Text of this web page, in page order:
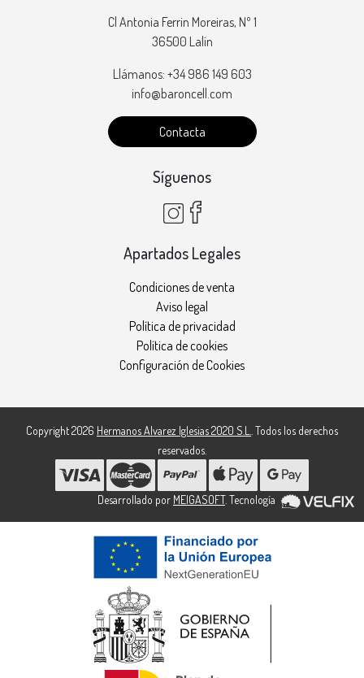
Cl Antonia Ferrin Moreiras, Nº 1
36500 Lalín
Llámanos: +34 986 149 603
info@baroncell.com
Contacta
Síguenos
Apartados Legales
Condiciones de venta
Aviso legal
Política de privacidad
Política de cookies
Configuración de Cookies
Copyright 2026 Hermanos Alvarez Iglesias 2020 S.L.. Todos los derechos
reservados.
Desarrollado por MEIGASOFT. Tecnología